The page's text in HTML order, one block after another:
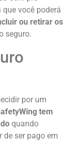
você poderá
ou retirar os
seguro.
por um
tem
quando
de ser pago em